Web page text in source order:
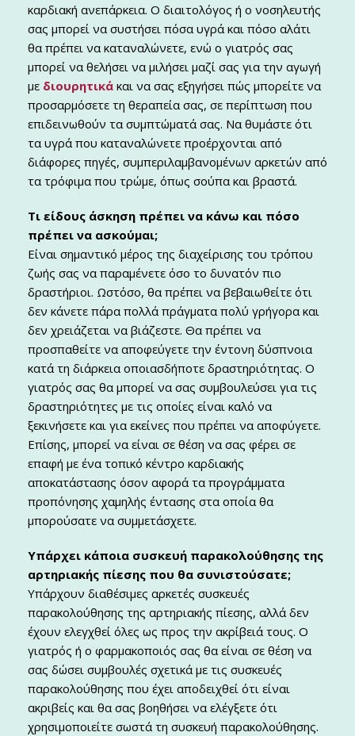
καρδιακή ανεπάρκεια. Ο διαιτολόγος ή ο νοσηλευτής
σας μπορεί να συστήσει πόσα υγρά και πόσο αλάτι
θα πρέπει να καταναλώνετε, ενώ ο γιατρός σας
μπορεί να θελήσει να μιλήσει μαζί σας για την αγωγή
με διουρητικά και να σας εξηγήσει πώς μπορείτε να
προσαρμόσετε τη θεραπεία σας, σε περίπτωση που
επιδεινωθούν τα συμπτώματά σας. Να θυμάστε ότι
τα υγρά που καταναλώνετε προέρχονται από
διάφορες πηγές, συμπεριλαμβανομένων αρκετών από
τα τρόφιμα που τρώμε, όπως σούπα και βραστά.
Τι είδους άσκηση πρέπει να κάνω και πόσο
πρέπει να ασκούμαι;
Είναι σημαντικό μέρος της διαχείρισης του τρόπου
ζωής σας να παραμένετε όσο το δυνατόν πιο
δραστήριοι. Ωστόσο, θα πρέπει να βεβαιωθείτε ότι
δεν κάνετε πάρα πολλά πράγματα πολύ γρήγορα και
δεν χρειάζεται να βιάζεστε. Θα πρέπει να
προσπαθείτε να αποφεύγετε την έντονη δύσπνοια
κατά τη διάρκεια οποιασδήποτε δραστηριότητας. Ο
γιατρός σας θα μπορεί να σας συμβουλεύσει για τις
δραστηριότητες με τις οποίες είναι καλό να
ξεκινήσετε και για εκείνες που πρέπει να αποφύγετε.
Επίσης, μπορεί να είναι σε θέση να σας φέρει σε
επαφή με ένα τοπικό κέντρο καρδιακής
αποκατάστασης όσον αφορά τα προγράμματα
προπόνησης χαμηλής έντασης στα οποία θα
μπορούσατε να συμμετάσχετε.
Υπάρχει κάποια συσκευή παρακολούθησης της
αρτηριακής πίεσης που θα συνιστούσατε;
Υπάρχουν διαθέσιμες αρκετές συσκευές
παρακολούθησης της αρτηριακής πίεσης, αλλά δεν
έχουν ελεγχθεί όλες ως προς την ακρίβειά τους. Ο
γιατρός ή ο φαρμακοποιός σας θα είναι σε θέση να
σας δώσει συμβουλές σχετικά με τις συσκευές
παρακολούθησης που έχει αποδειχθεί ότι είναι
ακριβείς και θα σας βοηθήσει να ελέγξετε ότι
χρησιμοποιείτε σωστά τη συσκευή παρακολούθησης.